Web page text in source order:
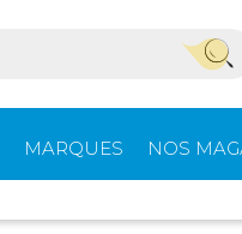
MARQUES NOS